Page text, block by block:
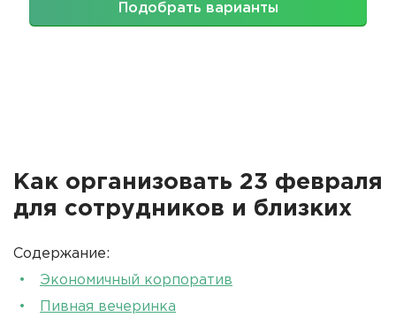
Подобрать варианты
Как организовать 23 февраля
для сотрудников и близких
Содержание:
Экономичный корпоратив
Пивная вечеринка